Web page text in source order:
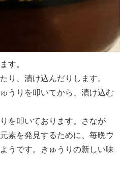
す。
り、漬け込んだりします。
うりを叩いてから、漬け込む
を叩いております。さなが
素を発見するために、毎晩ウ
うです。きゅうりの新しい味